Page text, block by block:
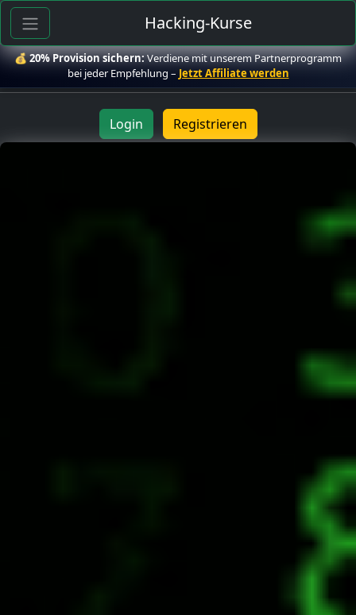
Hacking-Kurse
💰20% Provision sichern:Verdiene mit unserem Partnerprogramm
bei jeder Empfehlung – Jetzt Affiliate werden
Login Registrieren